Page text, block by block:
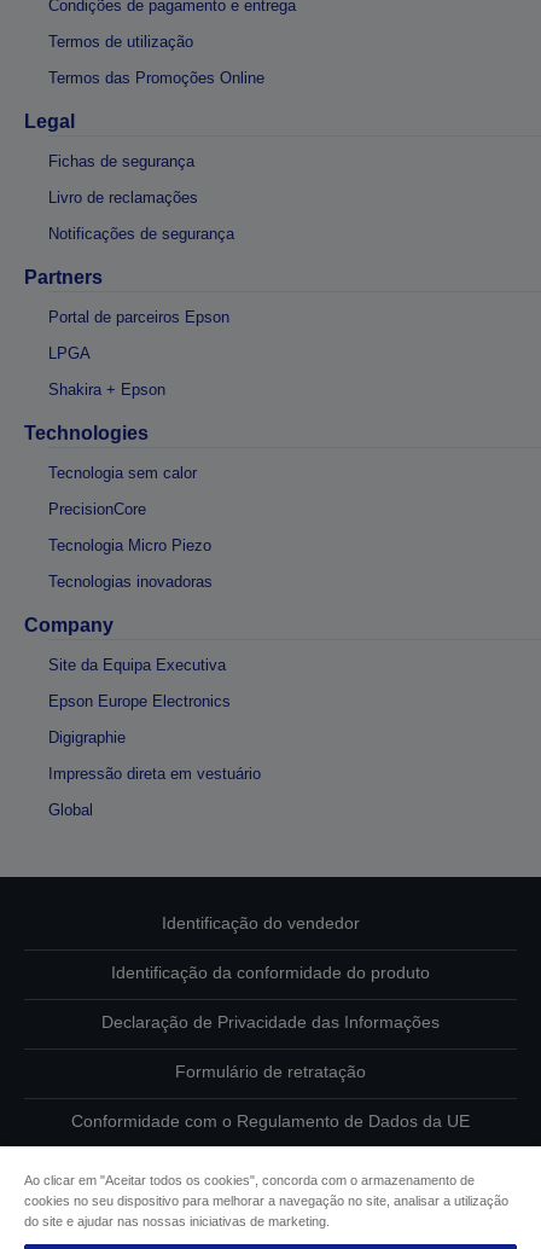
Condições de pagamento e entrega
Termos de utilização
Termos das Promoções Online
Legal
Fichas de segurança
Livro de reclamações
Notificações de segurança
Partners
Portal de parceiros Epson
LPGA
Shakira + Epson
Technologies
Tecnologia sem calor
PrecisionCore
Tecnologia Micro Piezo
Tecnologias inovadoras
Company
Site da Equipa Executiva
Epson Europe Electronics
Digigraphie
Impressão direta em vestuário
Global
Identificação do vendedor
Identificação da conformidade do produto
Declaração de Privacidade das Informações
Formulário de retratação
Conformidade com o Regulamento de Dados da UE
Informações sobre cookies
Ao clicar em "Aceitar todos os cookies", concorda com o armazenamento de
cookies no seu dispositivo para melhorar a navegação no site, analisar a utilização
do site e ajudar nas nossas iniciativas de marketing.